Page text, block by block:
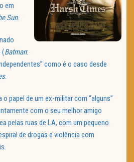
em
Sun.
(Batman:
como é o caso desde
.
o papel de um ex-militar com “alguns”
com o seu melhor amigo
pelas ruas de LA, com um pequeno
de drogas e violência com